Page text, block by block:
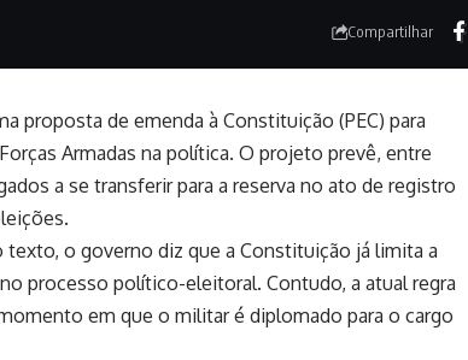
Compartilhar
proposta de emenda à Constituição (PEC) para
Armadas na política. O projeto prevê, entre
a se transferir para a reserva no ato de registro
texto, o governo diz que a Constituição já limita a
processo político-eleitoral. Contudo, a atual regra
em que o militar é diplomado para o cargo